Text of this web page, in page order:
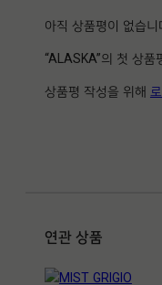
아직 상품평이 없습니
“ALASKA”의 첫 상품
상품평 작성을 위해
연관 상품